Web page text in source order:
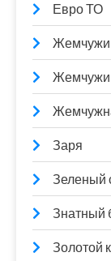
Евро ТО
Заря
Зеленый
Знатный
Золотой